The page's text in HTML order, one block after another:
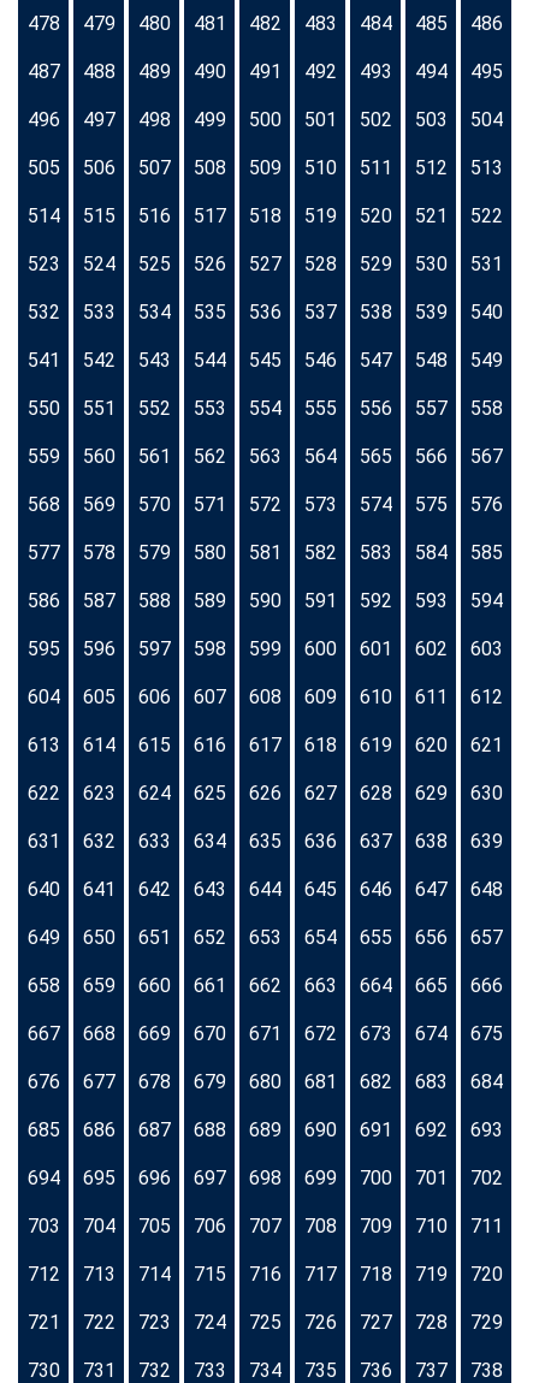
478 479 480 481 482 483 484 485 486
487 488 489 490 491 492 493 494 495
496 497 498 499 500 501 502 503 504
505 506 507 508 509 510 511 512 513
514 515 516 517 518 519 520 521 522
523 524 525 526 527 528 529 530 531
532 533 534 535 536 537 538 539 540
541 542 543 544 545 546 547 548 549
550 551 552 553 554 555 556 557 558
559 560 561 562 563 564 565 566 567
568 569 570 571 572 573 574 575 576
577 578 579 580 581 582 583 584 585
586 587 588 589 590 591 592 593 594
595 596 597 598 599 600 601 602 603
604 605 606 607 608 609 610 611 612
613 614 615 616 617 618 619 620 621
622 623 624 625 626 627 628 629 630
631 632 633 634 635 636 637 638 639
640 641 642 643 644 645 646 647 648
649 650 651 652 653 654 655 656 657
658 659 660 661 662 663 664 665 666
667 668 669 670 671 672 673 674 675
676 677 678 679 680 681 682 683 684
685 686 687 688 689 690 691 692 693
694 695 696 697 698 699 700 701 702
703 704 705 706 707 708 709 710 711
712 713 714 715 716 717 718 719 720
721 722 723 724 725 726 727 728 729
730 731 732 733 734 735 736 737 738